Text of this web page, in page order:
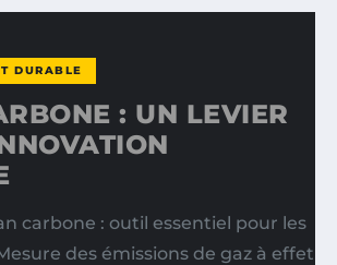
DURABLE
: UN LEVIER
carbone : outil essentiel pour les
des émissions de gaz à effet